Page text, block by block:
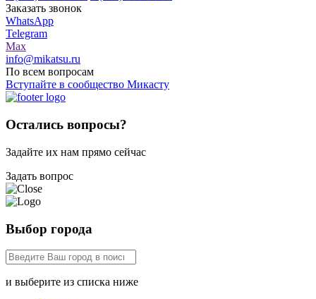
Заказать звонок
WhatsApp
Telegram
Max
info@mikatsu.ru
По всем вопросам
Вступайте в сообщество Микасту
Остались вопросы?
Задайте их нам прямо сейчас
Задать вопрос
Выбор города
и выберите из списка ниже